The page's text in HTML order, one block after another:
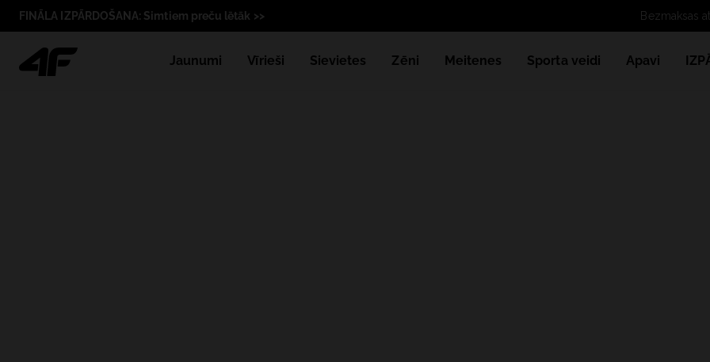
FINĀLA IZPĀRDOŠANA: Simtiem preču lētāk >>
Jaunumi Vīrieši Sievietes Zēni Meitenes Sporta veidi Apavi